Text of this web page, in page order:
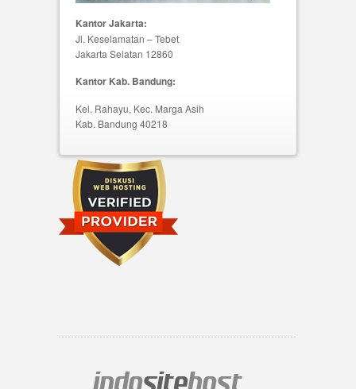
Kantor Jakarta:
Jl. Keselamatan – Tebet
Jakarta Selatan 12860
Kantor Kab. Bandung:
Kel. Rahayu, Kec. Marga Asih
Kab. Bandung 40218